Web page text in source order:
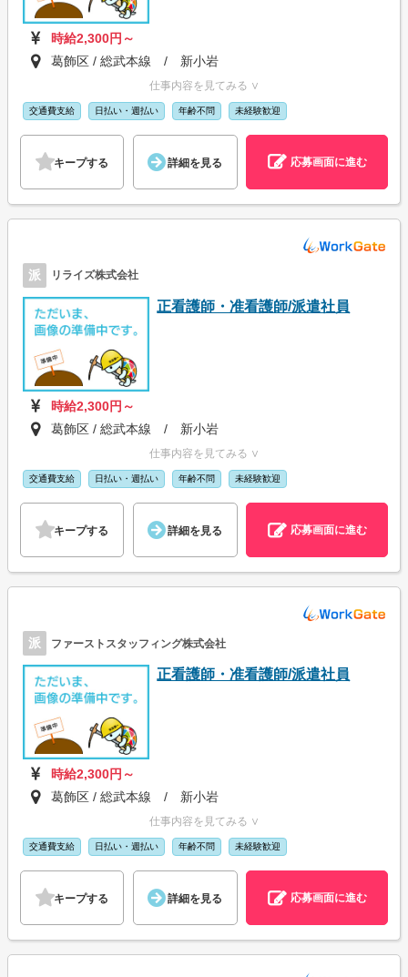
時給2,300円～
葛飾区 / 総武本線 / 新小岩
仕事内容を見てみる ∨
交通費支給 日払い・週払い 年齢不問 未経験歓迎
キープする 詳細を見る 応募画面に進む
派 リライズ株式会社
正看護師・准看護師/派遣社員
時給2,300円～
葛飾区 / 総武本線 / 新小岩
仕事内容を見てみる ∨
交通費支給 日払い・週払い 年齢不問 未経験歓迎
キープする 詳細を見る 応募画面に進む
派 ファーストスタッフィング株式会社
正看護師・准看護師/派遣社員
時給2,300円～
葛飾区 / 総武本線 / 新小岩
仕事内容を見てみる ∨
交通費支給 日払い・週払い 年齢不問 未経験歓迎
キープする 詳細を見る 応募画面に進む